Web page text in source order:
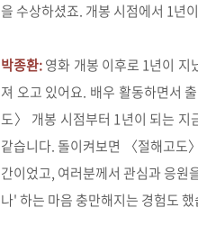
을 수상하셨죠. 개봉 시점에서 1년
박종환:영화 개봉 이후로 1년이 지
져 오고 있어요. 배우 활동하면서
도〉 개봉 시점부터 1년이 되는 지
같습니다. 돌이켜보면 〈절해고도
간이었고, 여러분께서 관심과 응원
나' 하는 마음 충만해지는 경험도